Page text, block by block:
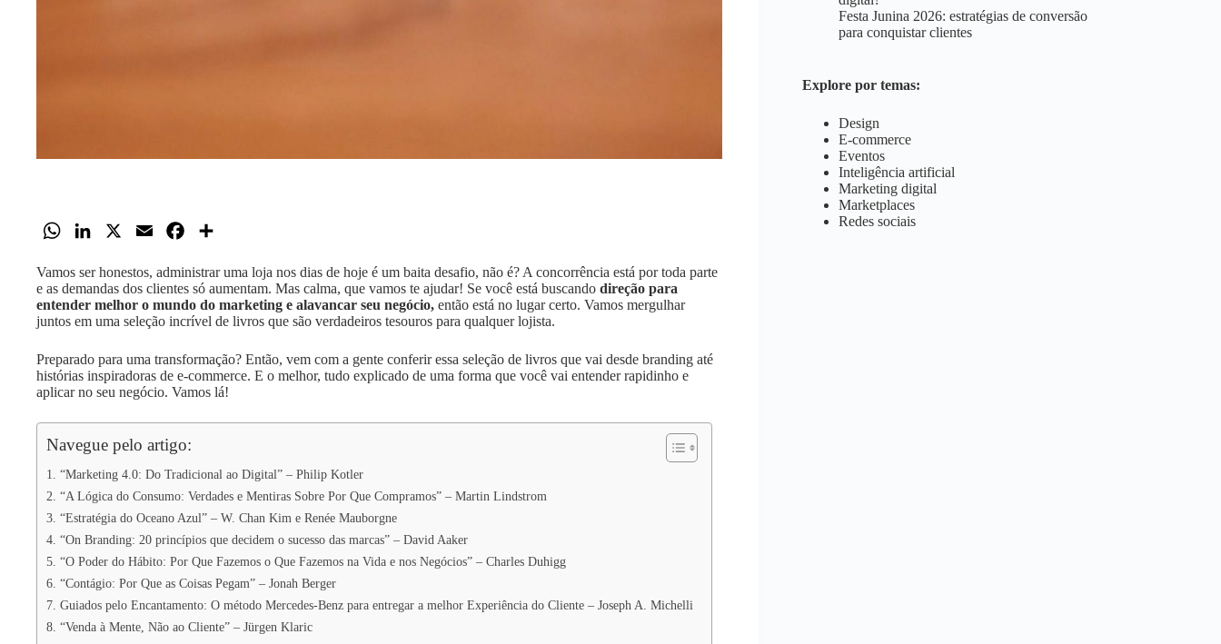
W
a
t
s
p
p
n
k
e
I
n
a
i
l
c
e
b
o
k
a
r
e
Vamos ser honestos, administrar uma loja nos dias de hoje é um baita desafio, não é? A concorrência está por toda parte
e as demandas dos clientes só aumentam. Mas calma, que vamos te ajudar! Se você está buscando direção para
entender melhor o mundo do marketing e alavancar seu negócio, então está no lugar certo. Vamos mergulhar
juntos em uma seleção incrível de livros que são verdadeiros tesouros para qualquer lojista.
Preparado para uma transformação? Então, vem com a gente conferir essa seleção de livros que vai desde branding até
histórias inspiradoras de e-commerce. E o melhor, tudo explicado de uma forma que você vai entender rapidinho e
aplicar no seu negócio. Vamos lá!
Navegue pelo artigo:
1. “Marketing 4.0: Do Tradicional ao Digital” – Philip Kotler
2. “A Lógica do Consumo: Verdades e Mentiras Sobre Por Que Compramos” – Martin Lindstrom
3. “Estratégia do Oceano Azul” – W. Chan Kim e Renée Mauborgne
4. “On Branding: 20 princípios que decidem o sucesso das marcas” – David Aaker
5. “O Poder do Hábito: Por Que Fazemos o Que Fazemos na Vida e nos Negócios” – Charles Duhigg
6. “Contágio: Por Que as Coisas Pegam” – Jonah Berger
7. Guiados pelo Encantamento: O método Mercedes-Benz para entregar a melhor Experiência do Cliente – Joseph A. Michelli
8. “Venda à Mente, Não ao Cliente” – Jürgen Klaric
Festa Junina 2026: estratégias de conversão
para conquistar clientes
Explore por temas:
Design
E-commerce
Eventos
Inteligência artificial
Marketing digital
Marketplaces
Redes sociais